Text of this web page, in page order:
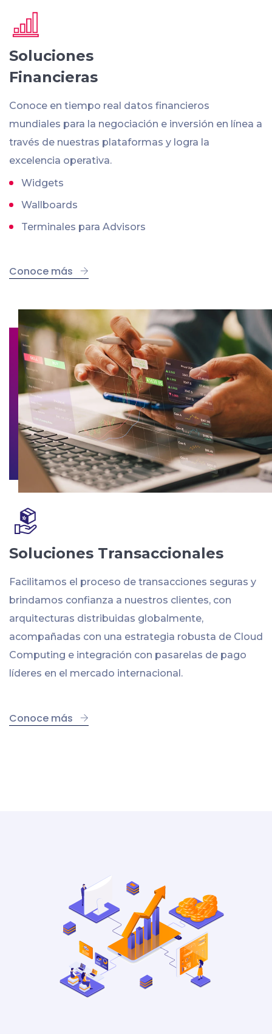
Soluciones
Financieras
Conoce en tiempo real datos financieros
mundiales para la negociación e inversión en línea a
través de nuestras plataformas y logra la
excelencia operativa.
Widgets
Wallboards
Terminales para Advisors
Conoce más
Soluciones Transaccionales
Facilitamos el proceso de transacciones seguras y
brindamos confianza a nuestros clientes, con
arquitecturas distribuidas globalmente,
acompañadas con una estrategia robusta de Cloud
Computing e integración con pasarelas de pago
líderes en el mercado internacional.
Conoce más